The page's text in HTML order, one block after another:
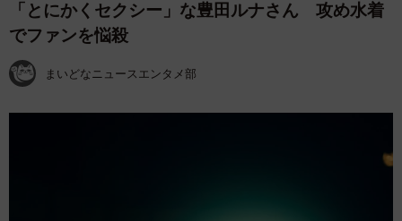
「とにかくセクシー」な豊田ルナさん 攻め水着
でファンを悩殺
まいどなニュースエンタメ部